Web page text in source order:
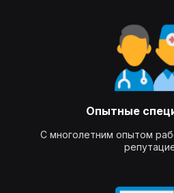
Опытные
С многолетним опытом